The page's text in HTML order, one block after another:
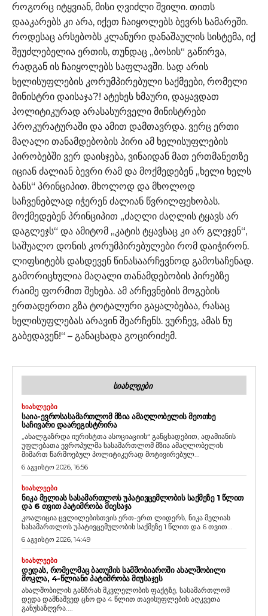
როგორც იტყვიან, მისი ღვიძლი შვილი. თითს
დააკარებს კი არა, იქეთ ჩაიყოლებს ბევრს სამარეში.
როდესაც არსებობს კლანური დანაშაულის სისტემა, იქ
შეუძლებელია ერთის, თუნდაც „ბოსის“ გაწირვა,
რადგან ის ჩაიყოლებს საფლავში. სად არის
ხელისუფლების კორუმპირებული საქმეები, რომელი
მინისტრი დაისაჯა?! ატეხეს ხმაური, დაყავდათ
პოლიტიკურად არასასურველი მინისტრები
პროკურატურაში და ამით დამთავრდა. ვერც ერთი
მაღალი თანამდებობის პირი ამ ხელისუფლების
პირობებში ვერ დაისჯება, ვინაიდან მათ ერთმანეთზე
იციან ძალიან ბევრი რამ და მოქმედებენ „ხელი ხელს
ბანს“ პრინციპით. მხოლოდ და მხოლოდ
საჩვენებლად იჭერენ ძალიან წვრილფეხობას.
მოქმედებენ პრინციპით „ძაღლი ძაღლის ტყავს არ
დაგლეჯს“ და ამიტომ „კატის ტყავსაც კი არ გლეჯენ“,
საშუალო დონის კორუმპირებულები რომ დაიჭირონ.
ლიფსიტებს დასდევენ წინასაარჩევნოდ გამოსაჩენად.
გამორიცხულია მაღალი თანამდებობის პირებზე
რაიმე ფორმით შეხება. ამ არჩევნების მოგების
ერთადერთი გზა ტოტალური გაყალბებაა, რასაც
ხელისუფლებას არავინ შეარჩენს. ვურჩევ, ამას ნუ
გაბედავენ!“ – განაცხადა გოცირიძემ.
ᲡᲘᲐᲮᲚᲔᲔᲑᲘ
ᲡᲘᲐᲮᲚᲔᲔᲑᲘ
ᲡᲐᲘᲐ-ᲔᲕᲠᲝᲡᲐᲡᲐᲛᲐᲠᲗᲚᲝᲛ ᲛᲖᲘᲐ ᲐᲛᲐᲦᲚᲝᲑᲔᲚᲘᲡ ᲛᲔᲝᲗᲮᲔ
ᲡᲐᲩᲘᲕᲐᲠᲘ ᲓᲐᲐᲠᲔᲒᲘᲡᲢᲠᲘᲠᲐ
„ახალგაზრდა იურისტთა ასოციაციის“ განცხადებით, ადამიანის
უფლებათა ევროპულმა სასამართლომ მზია ამაღლობელის
მიმართ წარმოებულ პოლიტიკურად მოტივირებულ...
6 აგვისტო 2026, 16:56
ᲡᲘᲐᲮᲚᲔᲔᲑᲘ
ᲜᲘᲙᲐ ᲛᲔᲚᲘᲐᲡ ᲡᲐᲡᲐᲛᲐᲠᲗᲚᲝᲡ ᲣᲞᲐᲢᲘᲕᲪᲔᲛᲚᲝᲑᲘᲡ ᲡᲐᲥᲛᲔᲖᲔ 1 ᲬᲚᲘᲗ
ᲓᲐ 6 ᲗᲕᲘᲗ ᲞᲐᲢᲘᲛᲠᲝᲑᲐ ᲛᲘᲔᲡᲐᲯᲐ
კოალიცია ცვლილებისთვის ერთ-ერთ ლიდერს, ნიკა მელიას
სასამართლოს უპატივცემულობის საქმეზე 1 წლით და 6 თვით...
6 აგვისტო 2026, 14:49
ᲡᲘᲐᲮᲚᲔᲔᲑᲘ
ᲓᲔᲓᲐᲡ, ᲠᲝᲛᲔᲚᲛᲐᲪ ᲑᲐᲗᲣᲛᲘᲡ ᲡᲐᲛᲨᲝᲑᲘᲐᲠᲝᲨᲘ ᲐᲮᲐᲚᲨᲝᲑᲘᲚᲘ
ᲛᲝᲙᲚᲐ, 4-ᲬᲚᲘᲐᲜᲘ ᲞᲐᲢᲘᲛᲠᲝᲑᲐ ᲛᲘᲣᲡᲐᲯᲔᲡ
ახალშობილის განზრახ მკვლელობის ფაქტზე, სასამართლომ
დედა დამნაშვედ ცნო და 4 წლით თავისუფლების აღკვეთა
განუსაზღვრა....